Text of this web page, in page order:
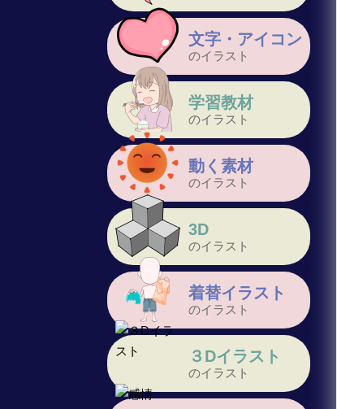
文字・アイコン
のイラスト
学習教材
のイラスト
動く素材
のイラスト
3D
のイラスト
着替イラスト
のイラスト
３Dイラスト
のイラスト